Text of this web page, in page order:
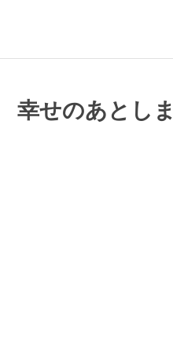
幸せのあとしま